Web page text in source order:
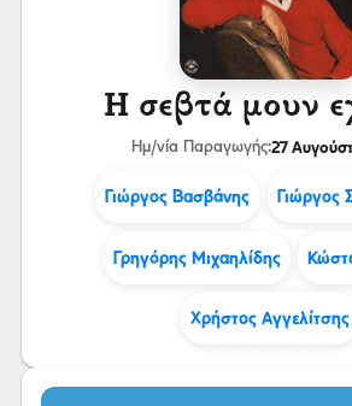
Η σεβτά μουν
Ημ/νία Παραγωγής:27
Γιώργος Βασβάνης Γιώργος
Γρηγόρης Μιχαηλίδης
Χρήστος Αγγελίτσης